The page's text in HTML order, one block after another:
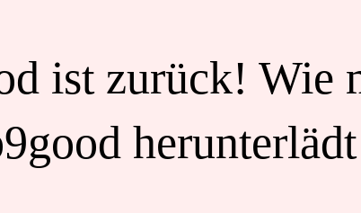
ist zurück! Wie
herunterlädt